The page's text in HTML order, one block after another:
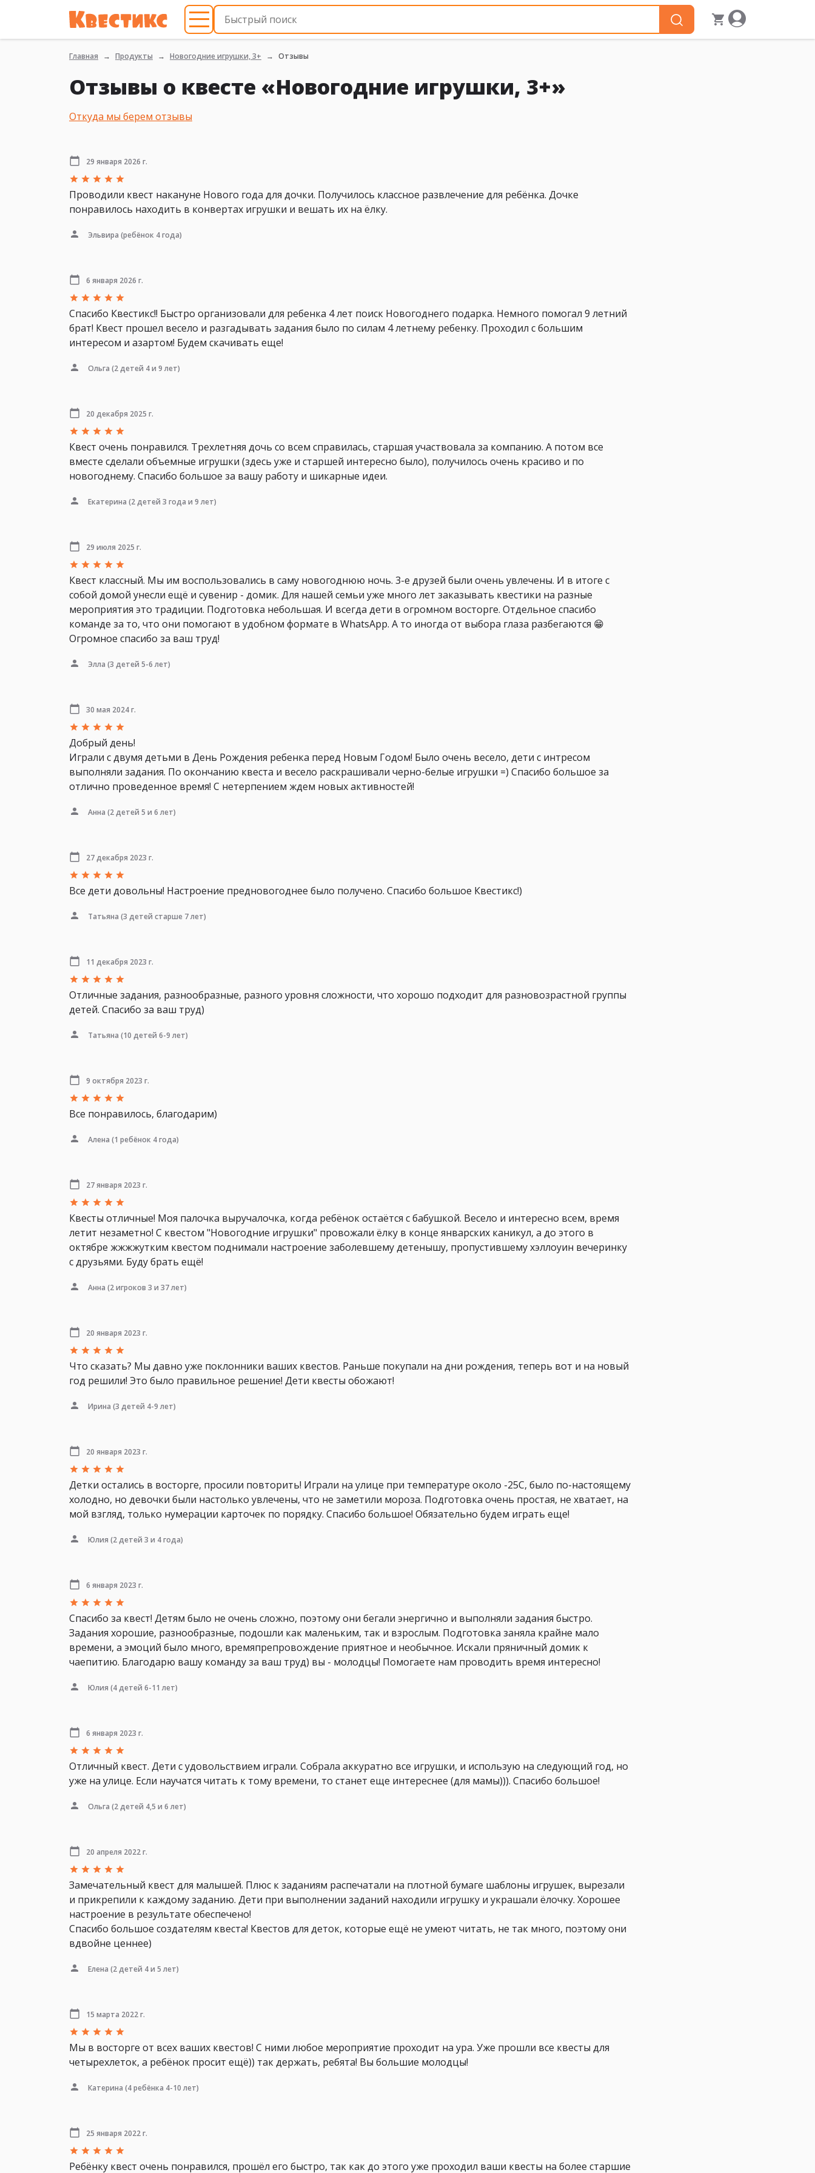
Главная Продукты Новогодние игрушки, 3+ Отзывы
Отзывы о квесте «Новогодние игрушки, 3+»
Откуда мы берем отзывы
29 января 2026 г.
Проводили квест накануне Нового года для дочки. Получилось классное развлечение для ребёнка. Дочке
понравилось находить в конвертах игрушки и вешать их на ёлку.
Эльвира (ребёнок 4 года)
6 января 2026 г.
Спасибо Квестикс!! Быстро организовали для ребенка 4 лет поиск Новогоднего подарка. Немного помогал 9 летний
брат! Квест прошел весело и разгадывать задания было по силам 4 летнему ребенку. Проходил с большим
интересом и азартом! Будем скачивать еще!
Ольга (2 детей 4 и 9 лет)
20 декабря 2025 г.
Квест очень понравился. Трехлетняя дочь со всем справилась, старшая участвовала за компанию. А потом все
вместе сделали объемные игрушки (здесь уже и старшей интересно было), получилось очень красиво и по
новогоднему. Спасибо большое за вашу работу и шикарные идеи.
Екатерина (2 детей 3 года и 9 лет)
29 июля 2025 г.
Квест классный. Мы им воспользовались в саму новогоднюю ночь. 3-е друзей были очень увлечены. И в итоге с
собой домой унесли ещё и сувенир - домик. Для нашей семьи уже много лет заказывать квестики на разные
мероприятия это традиции. Подготовка небольшая. И всегда дети в огромном восторге. Отдельное спасибо
команде за то, что они помогают в удобном формате в WhatsApp. А то иногда от выбора глаза разбегаются 😁
Огромное спасибо за ваш труд!
Элла (3 детей 5-6 лет)
30 мая 2024 г.
Добрый день!
Играли с двумя детьми в День Рождения ребенка перед Новым Годом! Было очень весело, дети с интресом
выполняли задания. По окончанию квеста и весело раскрашивали черно-белые игрушки =) Спасибо большое за
отлично проведенное время! С нетерпением ждем новых активностей!
Анна (2 детей 5 и 6 лет)
27 декабря 2023 г.
Все дети довольны! Настроение предновогоднее было получено. Спасибо большое Квестикс!)
Татьяна (3 детей старше 7 лет)
11 декабря 2023 г.
Отличные задания, разнообразные, разного уровня сложности, что хорошо подходит для разновозрастной группы
детей. Спасибо за ваш труд)
Татьяна (10 детей 6-9 лет)
9 октября 2023 г.
Все понравилось, благодарим)
Алена (1 ребёнок 4 года)
27 января 2023 г.
Квесты отличные! Моя палочка выручалочка, когда ребёнок остаётся с бабушкой. Весело и интересно всем, время
летит незаметно! С квестом "Новогодние игрушки" провожали ёлку в конце январских каникул, а до этого в
октябре жжжжутким квестом поднимали настроение заболевшему детенышу, пропустившему хэллоуин вечеринку
с друзьями. Буду брать ещё!
Анна (2 игроков 3 и 37 лет)
20 января 2023 г.
Что сказать? Мы давно уже поклонники ваших квестов. Раньше покупали на дни рождения, теперь вот и на новый
год решили! Это было правильное решение! Дети квесты обожают!
Ирина (3 детей 4-9 лет)
20 января 2023 г.
Детки остались в восторге, просили повторить! Играли на улице при температуре около -25С, было по-настоящему
холодно, но девочки были настолько увлечены, что не заметили мороза. Подготовка очень простая, не хватает, на
мой взгляд, только нумерации карточек по порядку. Спасибо большое! Обязательно будем играть еще!
Юлия (2 детей 3 и 4 года)
6 января 2023 г.
Спасибо за квест! Детям было не очень сложно, поэтому они бегали энергично и выполняли задания быстро.
Задания хорошие, разнообразные, подошли как маленьким, так и взрослым. Подготовка заняла крайне мало
времени, а эмоций было много, времяпрепровождение приятное и необычное. Искали пряничный домик к
чаепитию. Благодарю вашу команду за ваш труд) вы - молодцы! Помогаете нам проводить время интересно!
Юлия (4 детей 6-11 лет)
6 января 2023 г.
Отличный квест. Дети с удовольствием играли. Собрала аккуратно все игрушки, и использую на следующий год, но
уже на улице. Если научатся читать к тому времени, то станет еще интереснее (для мамы))). Спасибо большое!
Ольга (2 детей 4,5 и 6 лет)
20 апреля 2022 г.
Замечательный квест для малышей. Плюс к заданиям распечатали на плотной бумаге шаблоны игрушек, вырезали
и прикрепили к каждому заданию. Дети при выполнении заданий находили игрушку и украшали ёлочку. Хорошее
настроение в результате обеспечено!
Спасибо большое создателям квеста! Квестов для деток, которые ещё не умеют читать, не так много, поэтому они
вдвойне ценнее)
Елена (2 детей 4 и 5 лет)
15 марта 2022 г.
Мы в восторге от всех ваших квестов! С ними любое мероприятие проходит на ура. Уже прошли все квесты для
четырехлеток, а ребёнок просит ещё)) так держать, ребята! Вы большие молодцы!
Катерина (4 ребёнка 4-10 лет)
25 января 2022 г.
Ребёнку квест очень понравился, прошёл его быстро, так как до этого уже проходил ваши квесты на более старшие